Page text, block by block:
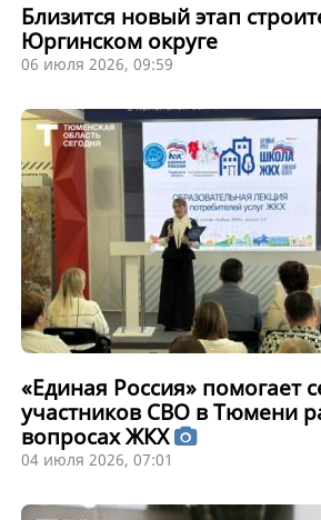
Близится новый этап
Юргинском округе
06 июля 2026, 09:59
«Единая Россия» помогает
участников СВО в Тюмени
вопросах ЖКХ
04 июля 2026, 07:01